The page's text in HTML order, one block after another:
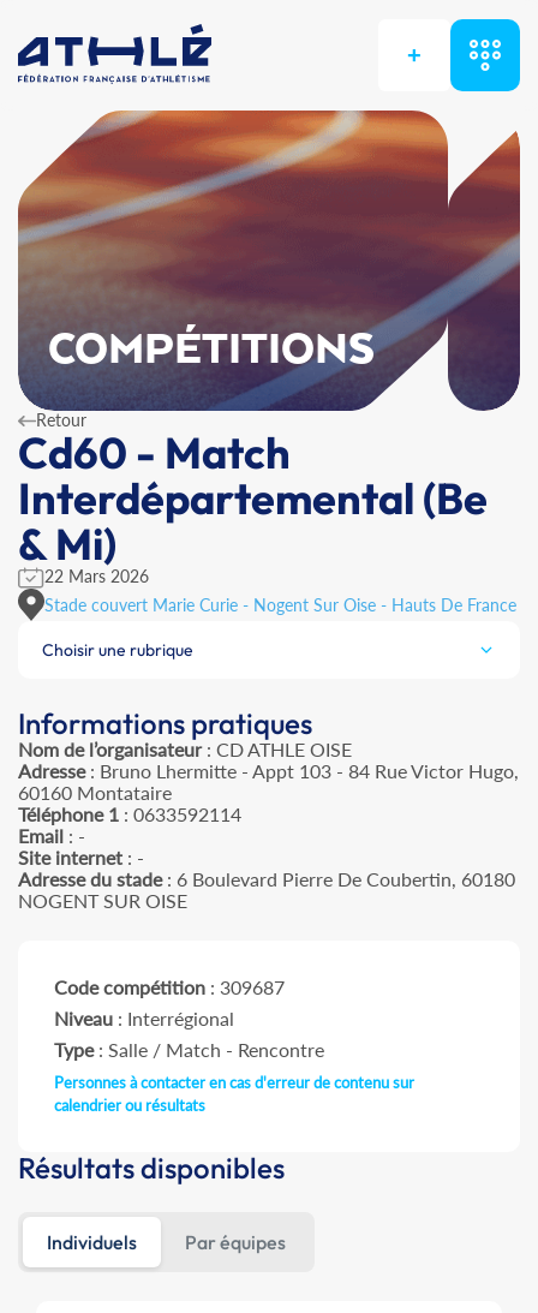
+
COMPÉTITIONS
Retour
Cd60 - Match
Interdépartemental (Be
& Mi)
22 Mars 2026
Stade couvert Marie Curie - Nogent Sur Oise - Hauts De France
Choisir une rubrique
Informations pratiques
Nom de l’organisateur: CD ATHLE OISE
Adresse: Bruno Lhermitte - Appt 103 - 84 Rue Victor Hugo,
60160 Montataire
Téléphone 1 : 0633592114
Email : -
Site internet : -
Adresse du stade: 6 Boulevard Pierre De Coubertin, 60180
NOGENT SUR OISE
Code compétition : 309687
Niveau : Interrégional
Type: Salle / Match - Rencontre
Personnes à contacter en cas d'erreur de contenu sur
calendrier ou résultats
Résultats disponibles
Individuels Par équipes